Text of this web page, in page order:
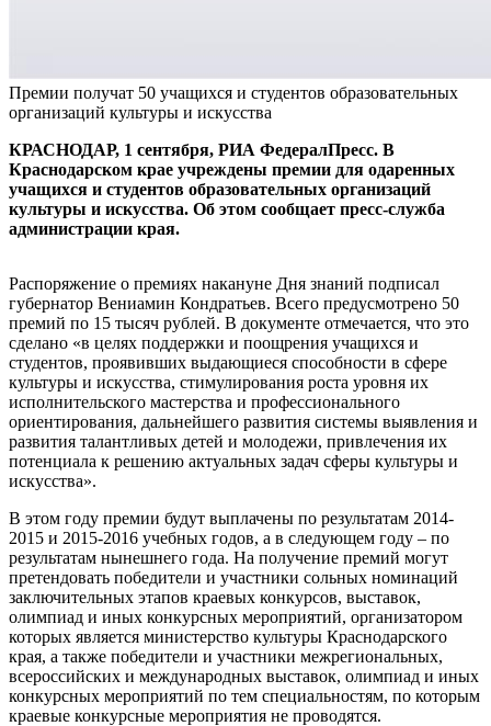
Премии получат 50 учащихся и студентов образовательных
организаций культуры и искусства
КРАСНОДАР, 1 сентября, РИА ФедералПресс. В
Краснодарском крае учреждены премии для одаренных
учащихся и студентов образовательных организаций
культуры и искусства. Об этом сообщает пресс-служба
администрации края.
Распоряжение о премиях накануне Дня знаний подписал
губернатор Вениамин Кондратьев. Всего предусмотрено 50
премий по 15 тысяч рублей. В документе отмечается, что это
сделано «в целях поддержки и поощрения учащихся и
студентов, проявивших выдающиеся способности в сфере
культуры и искусства, стимулирования роста уровня их
исполнительского мастерства и профессионального
ориентирования, дальнейшего развития системы выявления и
развития талантливых детей и молодежи, привлечения их
потенциала к решению актуальных задач сферы культуры и
искусства».
В этом году премии будут выплачены по результатам 2014-
2015 и 2015-2016 учебных годов, а в следующем году – по
результатам нынешнего года. На получение премий могут
претендовать победители и участники сольных номинаций
заключительных этапов краевых конкурсов, выставок,
олимпиад и иных конкурсных мероприятий, организатором
которых является министерство культуры Краснодарского
края, а также победители и участники межрегиональных,
всероссийских и международных выставок, олимпиад и иных
конкурсных мероприятий по тем специальностям, по которым
краевые конкурсные мероприятия не проводятся.